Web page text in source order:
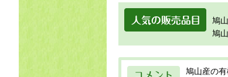
人気の販売品
鳩
鳩
コメント
鳩山産の